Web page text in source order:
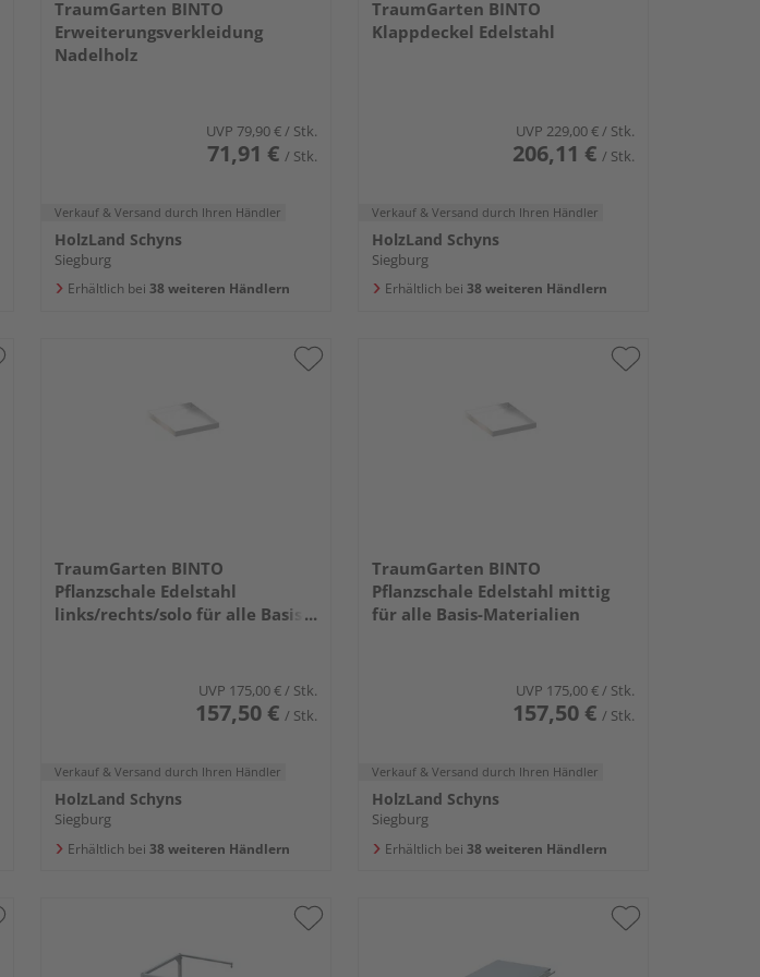
TraumGarten BINTO
Erweiterungsverkleidung
Nadelholz
UVP 79,90 €/ Stk.
71,91 € / Stk.
Verkauf & Versand durch Ihren Händler
HolzLand Schyns
Siegburg
Erhältlich bei 38 weiteren Händlern
TraumGarten BINTO
Klappdeckel Edelstahl
UVP 229,00 €/ Stk.
206,11 € / Stk.
Verkauf & Versand durch Ihren Händler
HolzLand Schyns
Siegburg
Erhältlich bei 38 weiteren Händlern
TraumGarten BINTO
Pflanzschale Edelstahl
links/rechts/solo für alle Basis-
UVP 175,00 €/ Stk.
157,50 € / Stk.
Verkauf & Versand durch Ihren Händler
HolzLand Schyns
Siegburg
Erhältlich bei 38 weiteren Händlern
TraumGarten BINTO
Pflanzschale Edelstahl mittig
für alle Basis-Materialien
UVP 175,00 €/ Stk.
157,50 € / Stk.
Verkauf & Versand durch Ihren Händler
HolzLand Schyns
Siegburg
Erhältlich bei 38 weiteren Händlern